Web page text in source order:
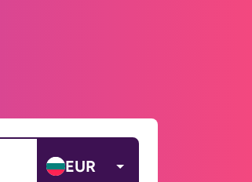
EUR